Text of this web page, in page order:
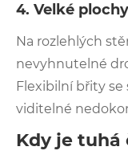
4. Velké plochy
Na rozlehlých
nevyhnutelné
Flexibilní břity
viditelné
Kdy je tuhá